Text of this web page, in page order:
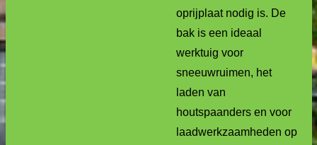
oprijplaat nodig is. De
bak is een ideaal
werktuig voor
sneeuwruimen, het
laden van
houtspaanders en voor
laadwerkzaamheden op